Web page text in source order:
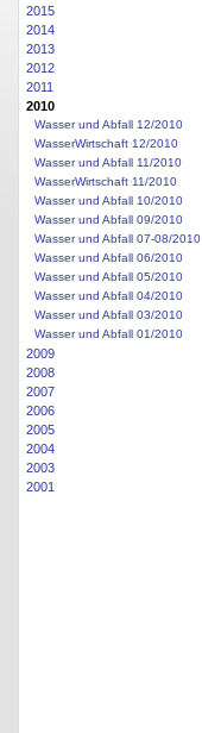
2015
2014
2013
2012
2011
2010
Wasser und Abfall 12/2010
WasserWirtschaft 12/2010
Wasser und Abfall 11/2010
WasserWirtschaft 11/2010
Wasser und Abfall 10/2010
Wasser und Abfall 09/2010
Wasser und Abfall 07-08/2010
Wasser und Abfall 06/2010
Wasser und Abfall 05/2010
Wasser und Abfall 04/2010
Wasser und Abfall 03/2010
Wasser und Abfall 01/2010
2009
2008
2007
2006
2005
2004
2003
2001